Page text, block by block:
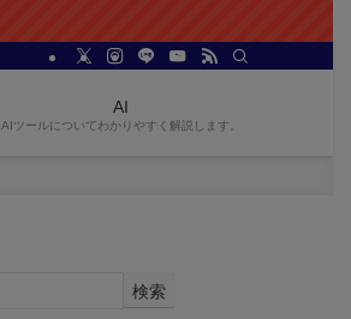
AI
AIツールについてわかりやすく解説します。
検索